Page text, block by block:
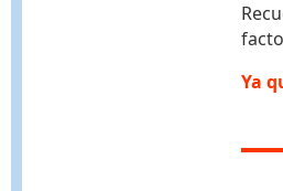
Ya